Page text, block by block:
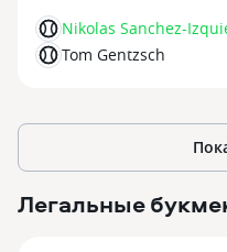
Nikolas Sanchez-
Tom Gentzsch
Легальные